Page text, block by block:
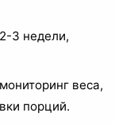
3 недели,
веса,
порций.